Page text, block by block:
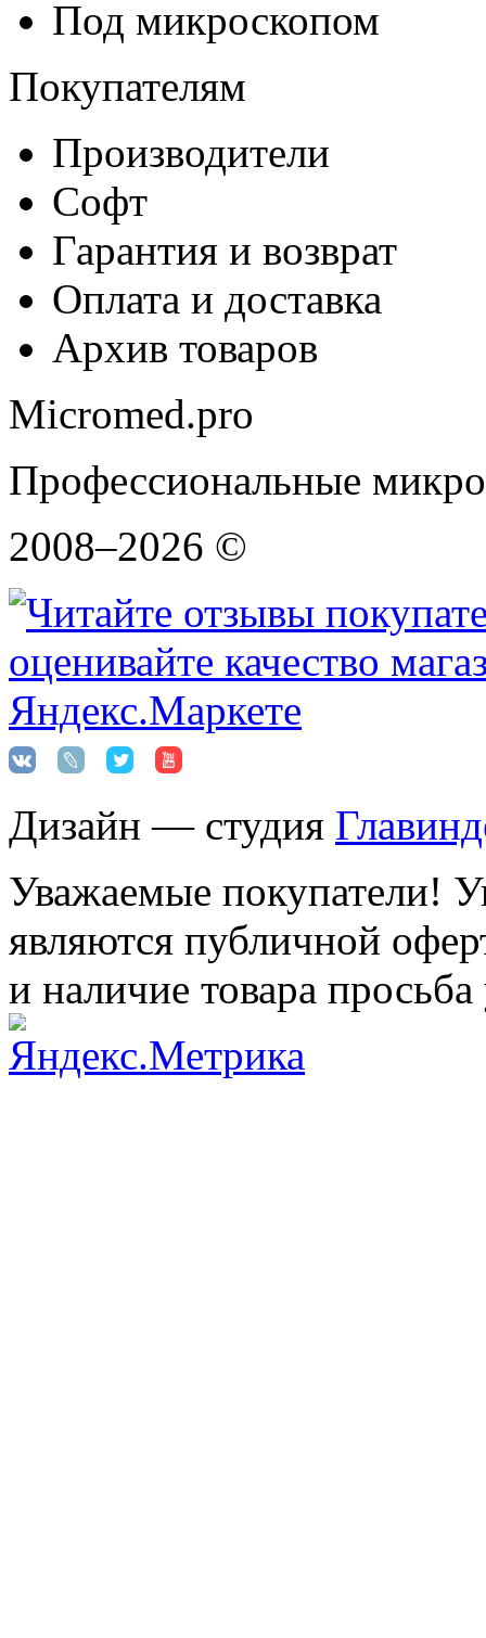
Под микроскопом
Покупателям
Производители
Софт
Гарантия и возврат
Оплата и доставка
Архив товаров
Micromed.pro
Профессиональные
2008–2026 ©
Дизайн — студия
Уважаемые покупатели!
являются публичной
и наличие товара